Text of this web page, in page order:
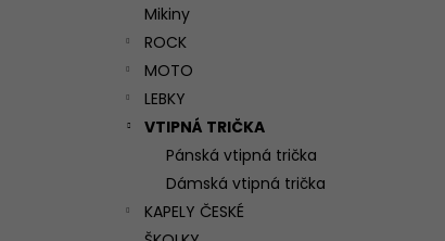
Mikiny
ROCK
MOTO
LEBKY
VTIPNÁ TRIČKA
Pánská vtipná trička
Dámská vtipná trička
KAPELY ČESKÉ
TRIČKO DEEP PURPLE - PÁNSKÉ